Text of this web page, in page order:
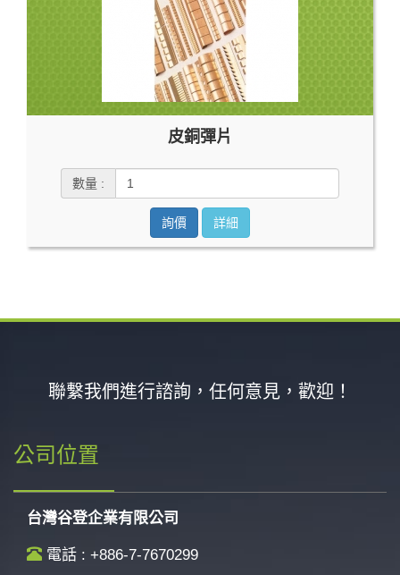
皮銅彈片
數量 :
詢價 詳細
聯繫我們進行諮詢，任何意見，歡迎！
公司位置
台灣谷登企業有限公司
電話 : +886-7-7670299